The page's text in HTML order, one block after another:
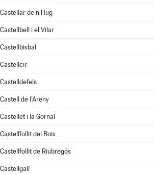
Castellar de n'Hug
Castellbell i el Vilar
Castellbisbal
Castellcir
Castelldefels
Castell de l'Areny
Castellet i la Gornal
Castellfollit del Boix
Castellfollit de Riubregós
Castellgalí